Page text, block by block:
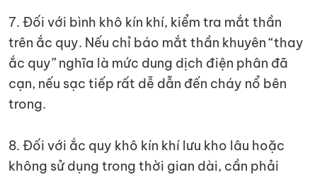
7. Đối với bình khô kín khí, kiểm tra mắt thần
trên ắc quy. Nếu chỉ báo mắt thần khuyên “thay
ắc quy” nghĩa là mức dung dịch điện phân đã
cạn, nếu sạc tiếp rất dễ dẫn đến cháy nổ bên
trong.
8. Đối với ắc quy khô kín khí lưu kho lâu hoặc
không sử dụng trong thời gian dài, cần phải